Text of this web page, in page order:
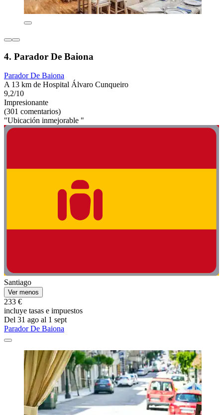
4. Parador De Baiona
Parador De Baiona
A 13 km de Hospital Álvaro Cunqueiro
9,2/10
Impresionante
(301 comentarios)
"Ubicación inmejorable "
Santiago
Ver menos
233 €
incluye tasas e impuestos
Del 31 ago al 1 sept
Parador De Baiona